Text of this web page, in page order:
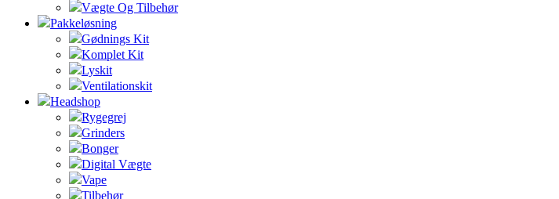
Vægte Og Tilbehør
Pakkeløsning
Gødnings Kit
Komplet Kit
Lyskit
Ventilationskit
Headshop
Rygegrej
Grinders
Bonger
Digital Vægte
Vape
Tilbehør